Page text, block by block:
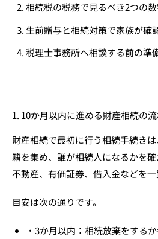
相続税の税務で見るべき2つの
生前贈与と相続対策で家族が確
税理士事務所へ相談する前の準
1. 10か月以内に進める財産相続の
財産相続で最初に行う相続手続き
籍を集め、誰が相続人になるかを確
不動産、有価証券、借入金などを一
目安は次の通りです。
3か月以内：相続放棄をする